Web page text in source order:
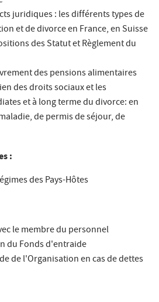
juridiques : les différents types de
et de divorce en France, en Suisse
des Statut et Règlement du
des pensions alimentaires
des droits sociaux et les
et à long terme du divorce: en
de permis de séjour, de
:
des Pays-Hôtes
le membre du personnel
du Fonds d'entraide
de l'Organisation en cas de dettes